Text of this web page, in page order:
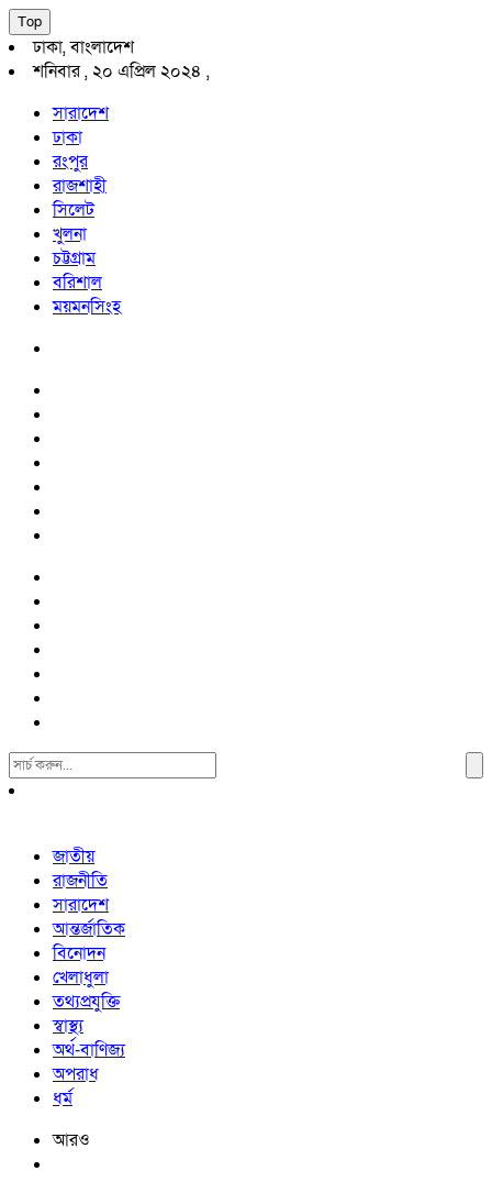
Top
ঢাকা, বাংলাদেশ
শনিবার , ২০ এপ্রিল ২০২৪ ,
সারাদেশ
ঢাকা
রংপুর
রাজশাহী
সিলেট
খুলনা
চট্টগ্রাম
বরিশাল
ময়মনসিংহ
Search
For:
জাতীয়
রাজনীতি
সারাদেশ
আন্তর্জাতিক
বিনোদন
খেলাধুলা
তথ্যপ্রযুক্তি
স্বাস্থ্য
অর্থ-বাণিজ্য
অপরাধ
ধর্ম
আরও